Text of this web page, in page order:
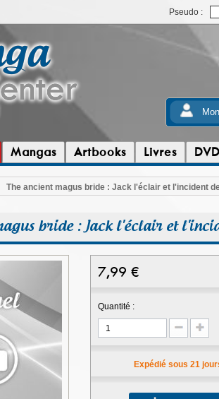
Pseudo :
Mangas Artbooks Livres DVD
The ancient magus bride : Jack l'éclair et l'incident
bride : Jack l'éclair et
7,99 €
Quantité :
Expédié sous 21